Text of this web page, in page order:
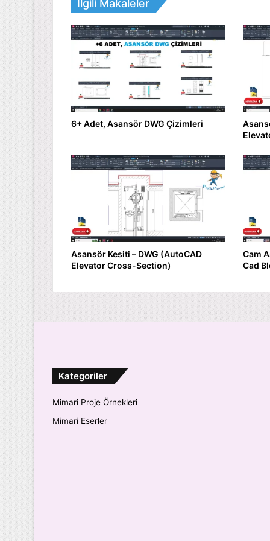
İlgili Makaleler
6+ Adet, Asansör DWG Çizimleri
Asansör Kesiti – DWG (AutoCAD
Elevator Cross-Section)
Cam
Cad
Kategoriler
Mimari Proje Örnekleri
Mimari Eserler